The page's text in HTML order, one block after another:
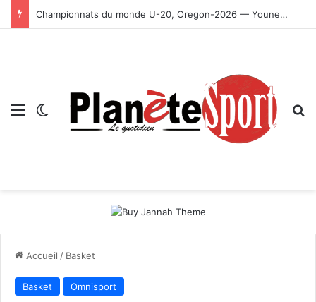
Championnats du monde U-20, Oregon-2026 — Younes Ayachi décroche la médaille d’or
Menu Switch skin
Accueil / Basket
Basket Omnisport